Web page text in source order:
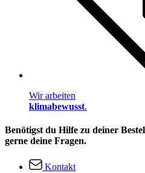
Wir arbeiten
klimabewusst.
Benötigst du Hilfe zu deiner
gerne deine Fragen.
Kontakt